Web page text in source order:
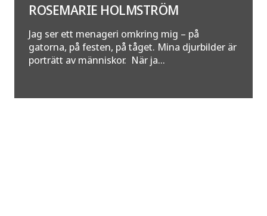
ROSEMARIE HOLMSTRÖM
Jag ser ett menageri omkring mig – på
gatorna, på festen, på tåget. Mina djurbilder är
porträtt av människor. När ja...